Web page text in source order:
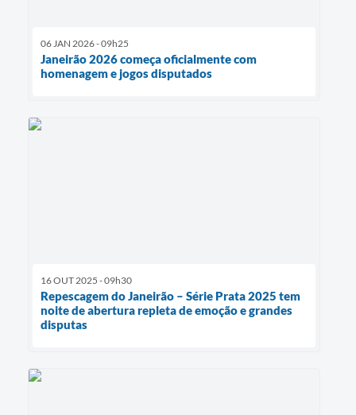
06 JAN 2026 - 09h25
Janeirão 2026 começa oficialmente com
homenagem e jogos disputados
16 OUT 2025 - 09h30
Repescagem do Janeirão – Série Prata 2025 tem
noite de abertura repleta de emoção e grandes
disputas